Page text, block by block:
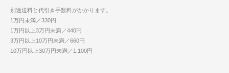
別途送料と代引き手数料がかかります。
1万円未満／330円
1万円以上3万円未満／440円
3万円以上10万円未満／660円
10万円以上30万円未満／1,100円